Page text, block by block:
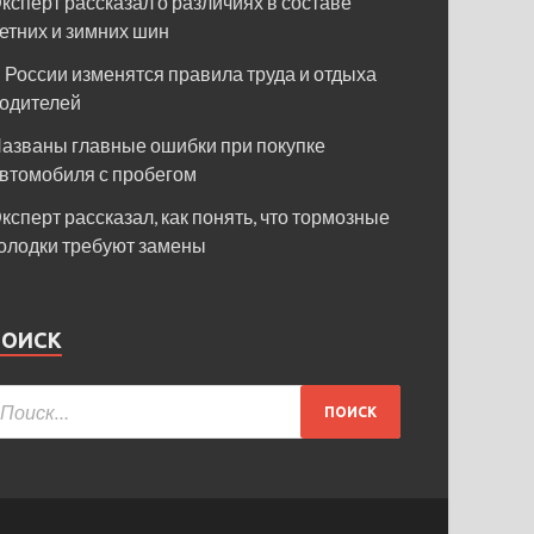
и зимних шин
России изменятся правила труда и отдыха
главные ошибки при покупке
с пробегом
рассказал, как понять, что тормозные
требуют замены